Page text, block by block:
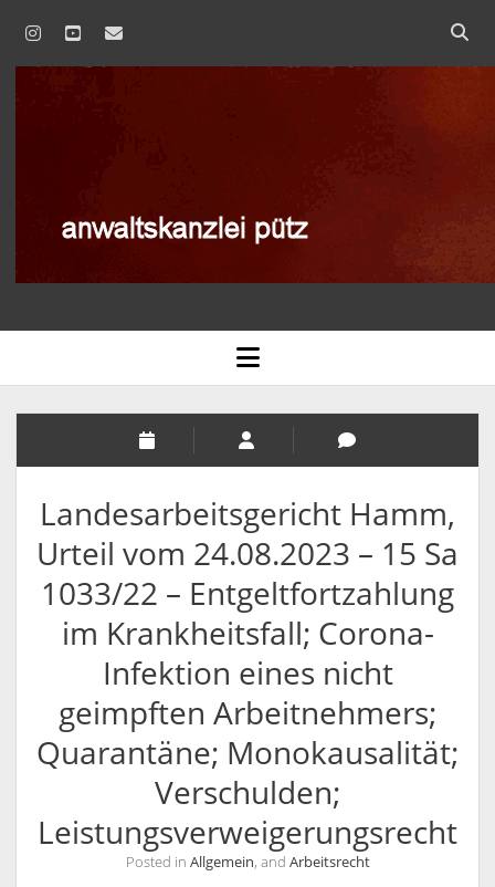
instagram
youtubeemail
AGB
BLOG
DATENSCHUTZERKLÄRUNG
IMPRESSUM
KANZLEI
KONTAKT / INFORMATIONEN
ANFAHRT
INFORMATIONEN
KONTAKT
SPRECHZEITEN
VOLLMACHT
WIDERRUFSBELEHRUNG BEI FERNABSATZVERTRÄGEN
RECHTSANWÄLTE
RECHTSANWALT NILS PÜTZ
RECHTSANWÄLTIN VERONIKA KLENK
SCHULUNGSANGEBOTE
ARBEITSRECHT FÜR PERSONALDISPONENTEN
RECHTLICHES UPDATE FÜR AUSBILDER
RECHTSSICHER IM INTERNET – WETTBEWERBSRECHT,
URHEBERRECHT, ÄUSSERUNGSRECHT UND M
ARKENRECHT
SOCIAL MEDIA UND RECHT
URHEBERRECHT, LIZENZRECHT, ÄUSSERUNGSRECHT, P
open
menu
Landesarbeitsgericht Hamm,
Urteil vom 24.08.2023 – 15 Sa
1033/22 – Entgeltfortzahlung
im Krankheitsfall; Corona-
Infektion eines nicht
geimpften Arbeitnehmers;
Quarantäne; Monokausalität;
Verschulden;
Leistungsverweigerungsrecht
Posted in Allgemein, and Arbeitsrecht